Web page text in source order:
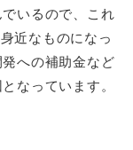
いるので、これ
近なものになっ
への補助金など
なっています。